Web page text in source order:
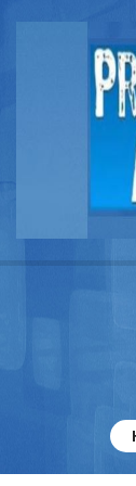
Buscador
Documentos
Columnistas
Contacto